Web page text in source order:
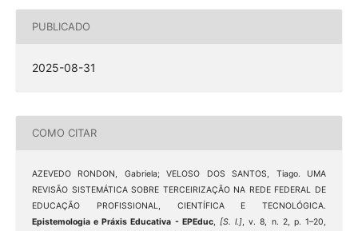
PUBLICADO
2025-08-31
COMO CITAR
AZEVEDO RONDON, Gabriela; VELOSO DOS SANTOS, Tiago. UMA
REVISÃO SISTEMÁTICA SOBRE TERCEIRIZAÇÃO NA REDE FEDERAL DE
EDUCAÇÃO PROFISSIONAL, CIENTÍFICA E TECNOLÓGICA.
Epistemologia e Práxis Educativa - EPEduc, [S. l.] , v. 8, n. 2, p. 1–20,